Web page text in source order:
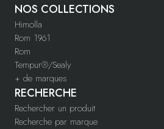
NOS COLLECTIONS
Himolla
Rom 1961
Rom
Tempur®/Sealy
+ de marques
RECHERCHE
Rechercher un produit
Recherche par marque